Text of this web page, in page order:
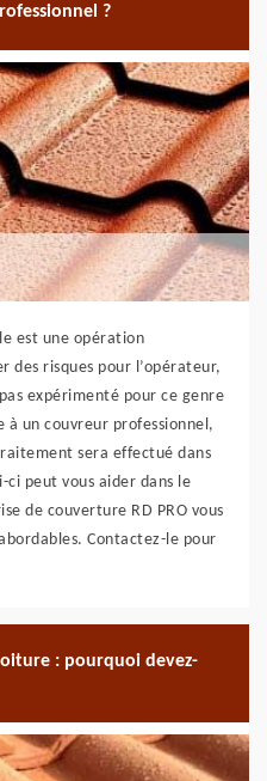
?
est une opération
des risques pour l’opérateur,
expérimenté pour ce genre
à un couvreur professionnel,
sera effectué dans
ci peut vous aider dans le
de couverture RD PRO vous
Contactez-le pour
: pourquoi devez-